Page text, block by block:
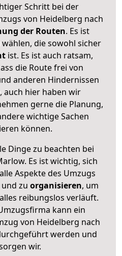
Schritt bei der
von Heidelberg nach
der Routen. Es ist
die sowohl sicher
ist. Es ist auch ratsam,
die Route frei von
anderen Hindernissen
auch hier haben wir
gerne die Planung,
wichtige Sachen
können.
Dinge zu beachten bei
Es ist wichtig, sich
Aspekte des Umzugs
und zu organisieren, um
reibungslos verläuft.
kann ein
von Heidelberg nach
werden und
wir.